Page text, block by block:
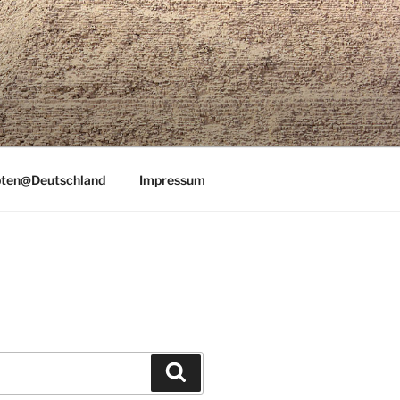
Impressum